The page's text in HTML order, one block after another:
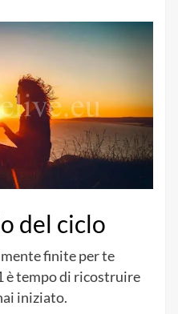
del ciclo
finite per te
è tempo di ricostruire
iniziato.